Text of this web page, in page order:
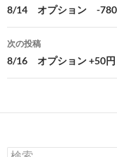
稿
ナ
ビ
ー
8/14 オプション -780
次の投稿
8/16 オプション +50円
検